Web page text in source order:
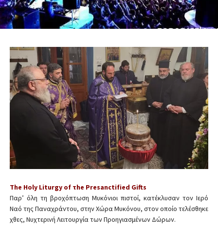
The Holy Liturgy οf τhe Presanctified Gifts
Παρ’ όλη τη βροχόπτωση Μυκόνιοι πιστοί, κατέκλυσαν τον Ιερό
Ναό της Παναχράντου, στην Χώρα Μυκόνου, στον οποίο τελέσθηκε
χθες, Νυχτερινή Λειτουργία των Προηγιασμένων Δώρων.